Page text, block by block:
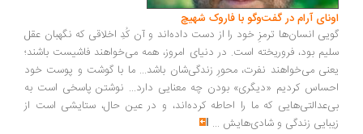
اونای آرام در گفت‌وگو با فاروک شهیچ‭
گویی انسان‌ها ترمزِ خود را از دست داده‌اند و آن کُدِ اخلاقی که نگهبان عقل
سلیم بود، فروریخته است. در دنیای امروز، همه می‌خواهند فاشیست باشند؛
یعنی می‌خواهند نفرت، محورِ زندگی‌شان باشد... ما با گوشت و پوست خود
احساس کردیم «دیگری» بودن چه معنایی دارد... نوشتن پاسخی است به
بی‌عدالتی‌هایی که ما را احاطه کرده‌اند، و در عین حال، ستایشی است از
زیبایی زندگی و شادی‌هایش ...